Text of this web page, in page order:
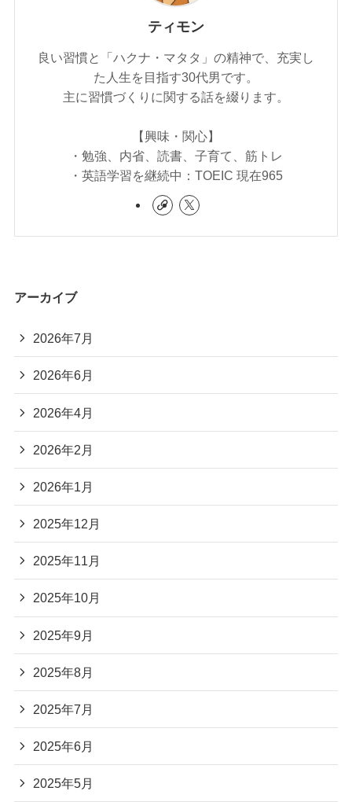
ティモン
良い習慣と「ハクナ・マタタ」の精神で、充実し
た人生を目指す30代男です。
主に習慣づくりに関する話を綴ります。
【興味・関心】
・勉強、内省、読書、子育て、筋トレ
・英語学習を継続中：TOEIC 現在965
アーカイブ
2026年7月
2026年6月
2026年4月
2026年2月
2026年1月
2025年12月
2025年11月
2025年10月
2025年9月
2025年8月
2025年7月
2025年6月
2025年5月